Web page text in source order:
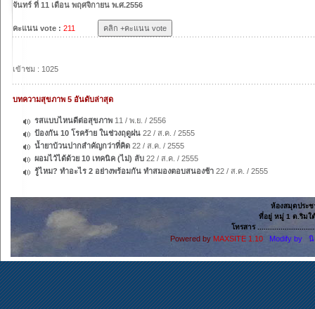
จันทร์ ที่ 11 เดือน พฤศจิกายน พ.ศ.2556
คะแนน vote : 211
เข้าชม : 1025
บทความสุขภาพ 5 อันดับล่าสุด
รสแบบไหนดีต่อสุขภาพ 11 / พ.ย. / 2556
ป้องกัน 10 โรคร้าย ในช่วงฤดูฝน 22 / ส.ค. / 2555
น้ำยาบ้วนปากสำคัญกว่าที่คิด 22 / ส.ค. / 2555
ผอมไว้ได้ด้วย 10 เทคนิค (ไม่) ลับ 22 / ส.ค. / 2555
รู้ไหม? ทำอะไร 2 อย่างพร้อมกัน ทำสมองตอบสนองช้า 22 / ส.ค. / 2555
ห้องสมุดประ
ที่อยู่ หมู่ 1 ต.ริมใ
โทรสาร
Powered by MAXSITE 1.10 Modify by